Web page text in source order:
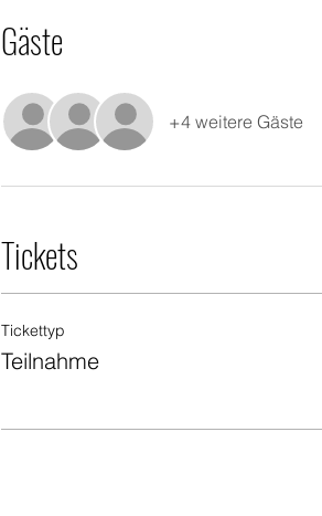
Gäste
+4 weitere Gäste
Tickets
Tickettyp
Teilnahme